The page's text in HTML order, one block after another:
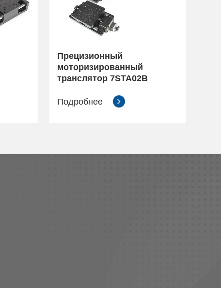
Прецизионный
моторизированный
транслятор 7STA02B
Подробнее